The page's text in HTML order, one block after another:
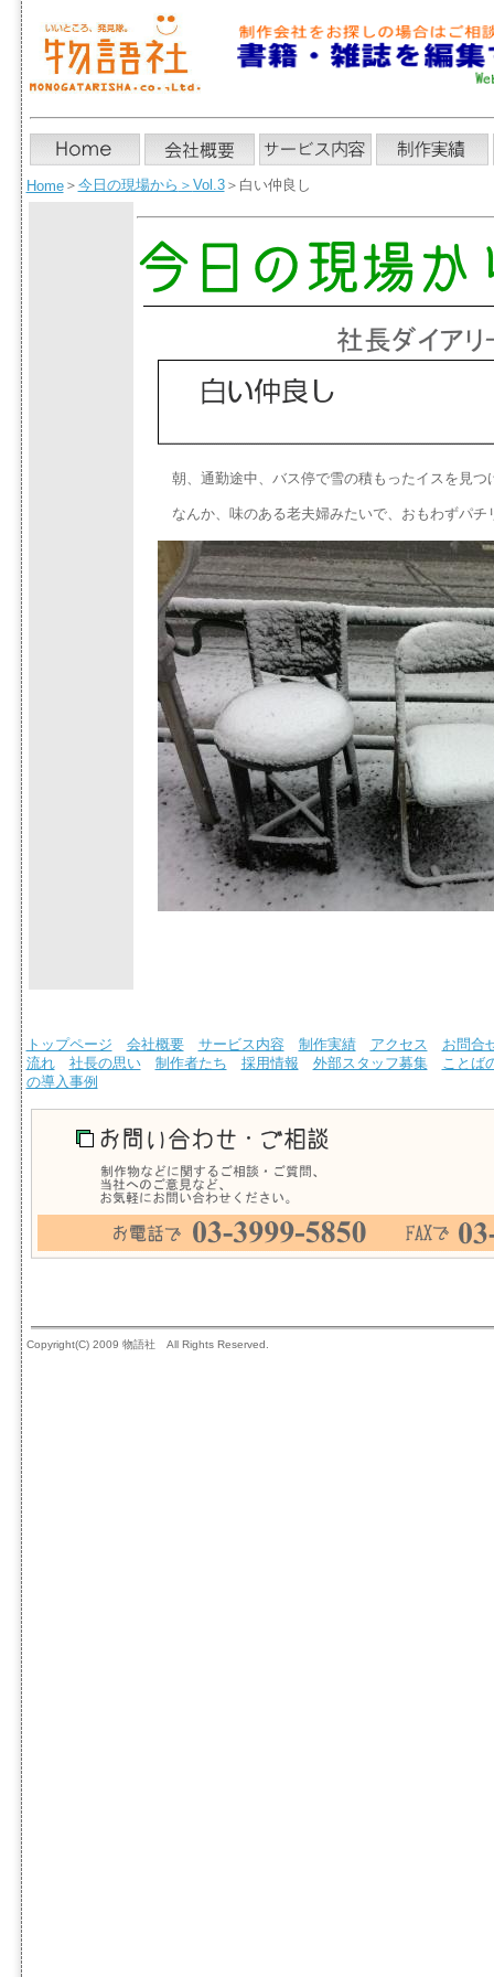
Home＞ 今日の現場から ＞ Vol.3＞白い仲良し
朝、通勤途中、バス停で雪の積もったイスを見つ
なんか、味のある老夫婦みたいで、おもわずパチ
トップページ 会社概要 サービス内容 制作実績 アクセス
お問合
流れ
社長の思い 制作者たち 採用情報 外部スタッフ募集
ことば
の導入事例
Copyright(C) 2009 物語社 All Rights Reserved.